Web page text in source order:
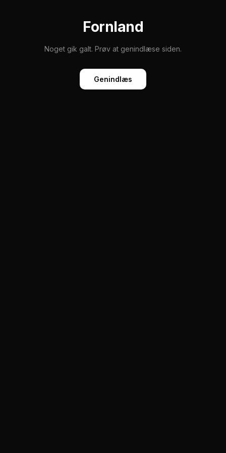
Fornland
Noget gik galt. Prøv at genindlæse siden.
Genindlæs